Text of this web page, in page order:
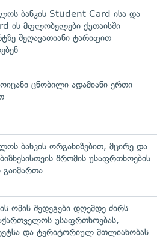
ბანკის Student Card-ისა და
ის მფლობელები ქუთაისში
შეღავათიანი ტარიფით
ცნობილი ადამიანი ერთი
ბანკის ორგანიზებით, მცირე და
შრომის უსაფრთხოების
ომის შედეგები დღემდე ძირს
უსაფრთხოებას,
და ტერიტორიულ მთლიანობას